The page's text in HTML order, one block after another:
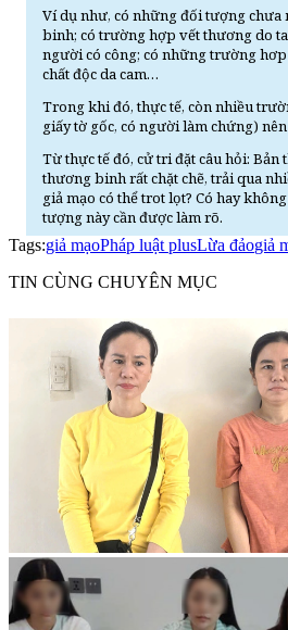
Ví dụ như, có những đối tượng
binh; có trường hợp vết thương do
người có công; có những trường
chất độc da cam…
Trong khi đó, thực tế, còn nhiều
giấy tờ gốc, có người làm chứng)
Từ thực tế đó, cử tri đặt câu hỏi:
thương binh rất chặt chẽ, trải qua
giả mạo có thể trot lọt? Có hay
tượng này cần được làm rõ.
Tags:giả mạoPháp luật plusLừa đảogiả
TIN CÙNG CHUYÊN MỤC